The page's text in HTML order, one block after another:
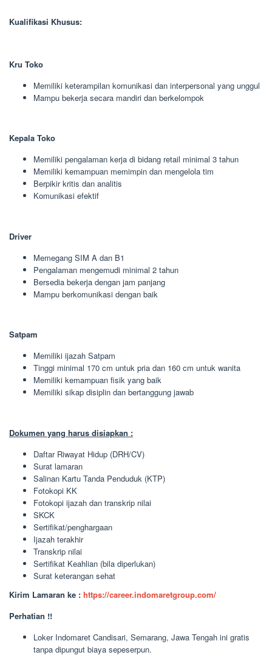
Kualifikasi Khusus:
Kru Toko
Memiliki keterampilan komunikasi dan interpersonal yang unggul
Mampu bekerja secara mandiri dan berkelompok
Kepala Toko
Memiliki pengalaman kerja di bidang retail minimal 3 tahun
Memiliki kemampuan memimpin dan mengelola tim
Berpikir kritis dan analitis
Komunikasi efektif
Driver
Memegang SIM A dan B1
Pengalaman mengemudi minimal 2 tahun
Bersedia bekerja dengan jam panjang
Mampu berkomunikasi dengan baik
Satpam
Memiliki ijazah Satpam
Tinggi minimal 170 cm untuk pria dan 160 cm untuk wanita
Memiliki kemampuan fisik yang baik
Memiliki sikap disiplin dan bertanggung jawab
Dokumen yang harus disiapkan :
Daftar Riwayat Hidup (DRH/CV)
Surat lamaran
Salinan Kartu Tanda Penduduk (KTP)
Fotokopi KK
Fotokopi ijazah dan transkrip nilai
SKCK
Sertifikat/penghargaan
Ijazah terakhir
Transkrip nilai
Sertifikat Keahlian (bila diperlukan)
Surat keterangan sehat
Kirim Lamaran ke : https://career.indomaretgroup.com/
Perhatian !!
Loker Indomaret Candisari, Semarang, Jawa Tengah ini gratis
tanpa dipungut biaya sepeserpun.